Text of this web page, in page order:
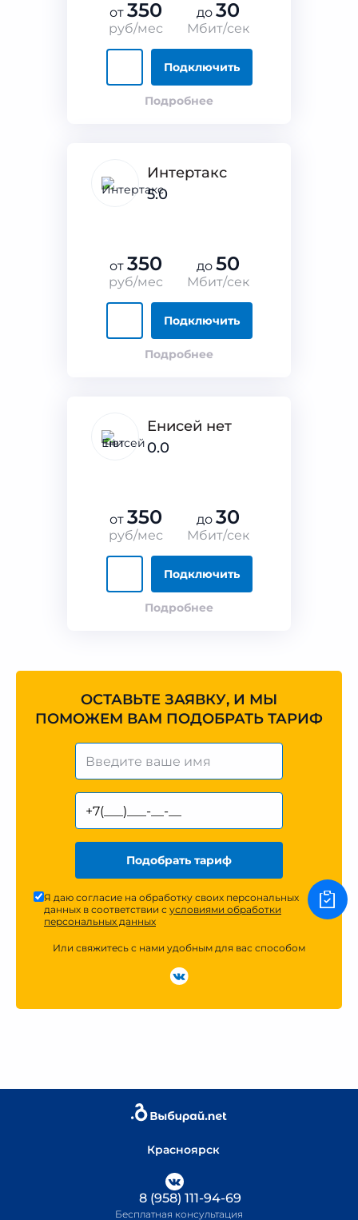
от 350
руб/мес
до 30
Мбит/сек
Подключить
Подробнее
Интертакс
5.0
от 350
руб/мес
до 50
Мбит/сек
Подключить
Подробнее
Енисей нет
0.0
от 350
руб/мес
до 30
Мбит/сек
Подключить
Подробнее
ОСТАВЬТЕ ЗАЯВКУ, И МЫ
ПОМОЖЕМ ВАМ ПОДОБРАТЬ ТАРИФ
Подобрать тариф
Я даю согласие на обработку своих персональных
данных в соответствии с условиями обработки
персональных данных
Или свяжитесь с нами удобным для вас способом
Красноярск
8 (958) 111-94-69
Бесплатная консультация